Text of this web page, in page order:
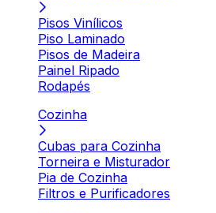
Pisos Vinílicos
Piso Laminado
Pisos de Madeira
Painel Ripado
Rodapés
Cozinha
Cubas para Cozinha
Torneira e Misturador
Pia de Cozinha
Filtros e Purificadores